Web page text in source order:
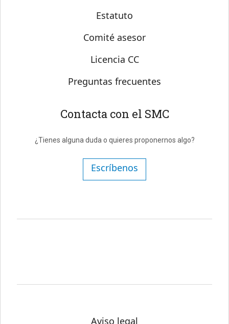
Estatuto
Comité asesor
Licencia CC
Preguntas frecuentes
Contacta con el SMC
¿Tienes alguna duda o quieres proponernos algo?
Escríbenos
Aviso legal